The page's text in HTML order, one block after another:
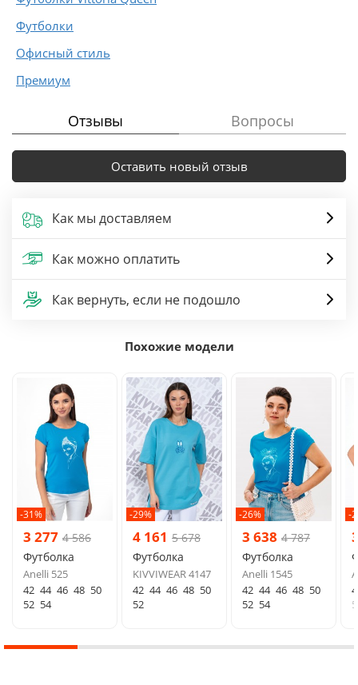
Футболки
Офисный стиль
Премиум
Отзывы Вопросы
Оставить новый отзыв
Как мы доставляем
Как можно оплатить
Как вернуть, если не подошло
Похожие модели
-31%
3 277 4 586
Футболка
Anelli 525
42 44 46 48 50
52 54
-29%
4 161 5 678
Футболка
KIVVIWEAR 4147
42 44 46 48 50
52
-26%
3 638 4 787
Футболка
Anelli 1545
42 44 46 48 50
52 54
-